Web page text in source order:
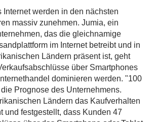
Internet werden in den nächsten
massiv zunehmen. Jumia, ein
das die gleichnamige
im Internet betreibt und in
Ländern präsent ist, geht
über Smartphones
dominieren werden. "100
Prognose des Unternehmens.
Ländern das Kaufverhalten
und festgestellt, dass Kunden 47